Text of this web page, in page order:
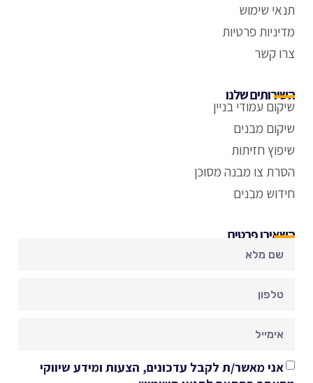
תנאי שימוש
מדיניות פרטיות
צרו קשר
השירותים שלנו
שיקום עמודי בניין
שיקום מבנים
שיפוץ חזיתות
הסרת צו מבנה מסוכן
חידוש מבנים
השאירו פרטים
אני מאשר/ת לקבל עדכונים, הצעות ומידע שיווקי